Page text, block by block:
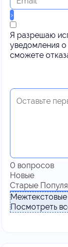
Я разрешаю
уведомления о
cможете
0 вопросов
Новые
Старые
Посмотреть